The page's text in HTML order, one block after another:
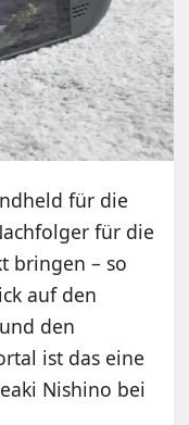
für die
für die
bringen – so
auf den
den
ist das eine
Nishino bei